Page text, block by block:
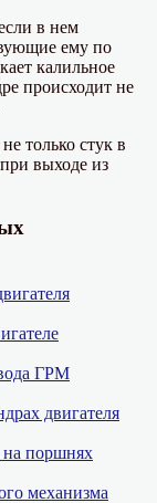
в нем
ему по
калильное
происходит не
только стук в
выходе из
ГРМ
двигателя
на поршнях
механизма